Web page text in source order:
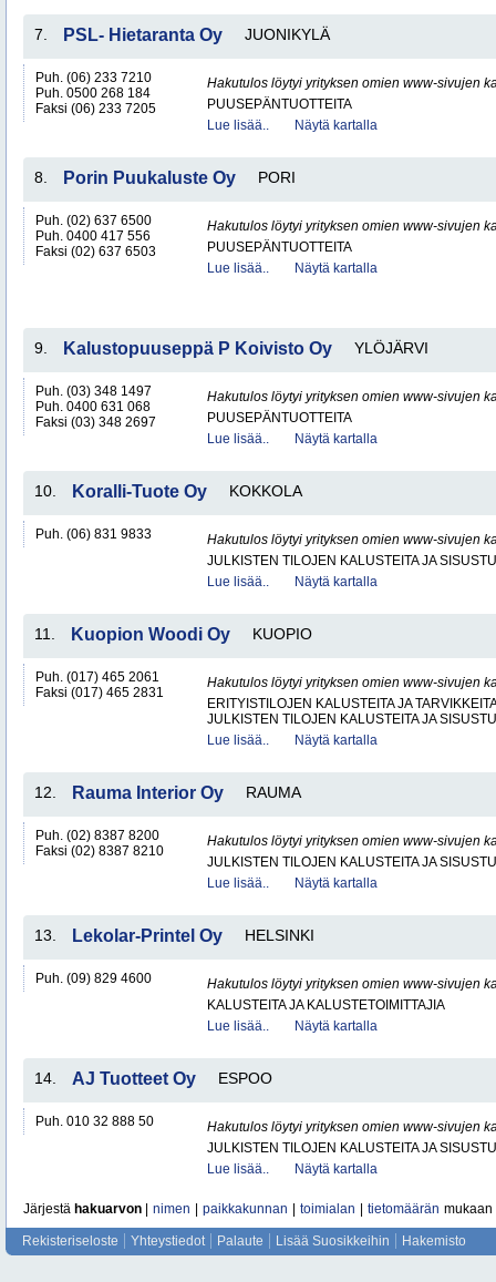
7. PSL- Hietaranta Oy JUONIKYLÄ
Puh. (06) 233 7210
Puh. 0500 268 184
Faksi (06) 233 7205
Hakutulos löytyi yrityksen omien www-sivujen
PUUSEPÄNTUOTTEITA
Lue lisää..
Näytä kartalla
8. Porin Puukaluste Oy PORI
Puh. (02) 637 6500
Puh. 0400 417 556
Faksi (02) 637 6503
Hakutulos löytyi yrityksen omien www-sivujen
PUUSEPÄNTUOTTEITA
Lue lisää..
Näytä kartalla
9. Kalustopuuseppä P Koivisto Oy YLÖJÄRVI
Puh. (03) 348 1497
Puh. 0400 631 068
Faksi (03) 348 2697
Hakutulos löytyi yrityksen omien www-sivujen
PUUSEPÄNTUOTTEITA
Lue lisää..
Näytä kartalla
10. Koralli-Tuote Oy KOKKOLA
Puh. (06) 831 9833
Hakutulos löytyi yrityksen omien www-sivujen
JULKISTEN TILOJEN KALUSTEITA JA
Lue lisää..
Näytä kartalla
11. Kuopion Woodi Oy KUOPIO
Puh. (017) 465 2061
Faksi (017) 465 2831
Hakutulos löytyi yrityksen omien www-sivujen
ERITYISTILOJEN KALUSTEITA JA
JULKISTEN TILOJEN KALUSTEITA JA
Lue lisää..
Näytä kartalla
12. Rauma Interior Oy RAUMA
Puh. (02) 8387 8200
Faksi (02) 8387 8210
Hakutulos löytyi yrityksen omien www-sivujen
JULKISTEN TILOJEN KALUSTEITA JA
Lue lisää..
Näytä kartalla
13. Lekolar-Printel Oy HELSINKI
Puh. (09) 829 4600
Hakutulos löytyi yrityksen omien www-sivujen
KALUSTEITA JA KALUSTETOIMITTAJIA
Lue lisää..
Näytä kartalla
14. AJ Tuotteet Oy ESPOO
Puh. 010 32 888 50
Hakutulos löytyi yrityksen omien www-sivujen
JULKISTEN TILOJEN KALUSTEITA JA
Lue lisää..
Näytä kartalla
Järjestä hakuarvon nimen paikkakunnan toimialan tietomäärän mukaan
Rekisteriseloste Yhteystiedot Palaute Lisää Suosikkeihin Hakemisto